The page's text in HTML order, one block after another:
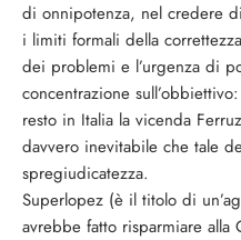
di onnipotenza, nel credere
i limiti formali della
dei problemi e l’urgenza di
concentrazione
resto in Italia la vicenda
davvero inevitabile che tale
spregiudicatezza.
Superlopez (è il titolo di
avrebbe fatto risparmiare